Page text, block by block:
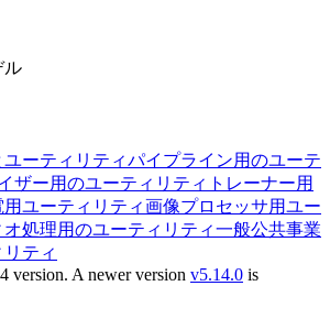
ル
ーティリティパイプライン用のユーテ
ザー用のユーティリティ トレーナー用
用ユーティリティ画像プロセッサ用ユー
オ処理用のユーティリティ一般公共事業
ティ
version. A newer version v5.14.0 is